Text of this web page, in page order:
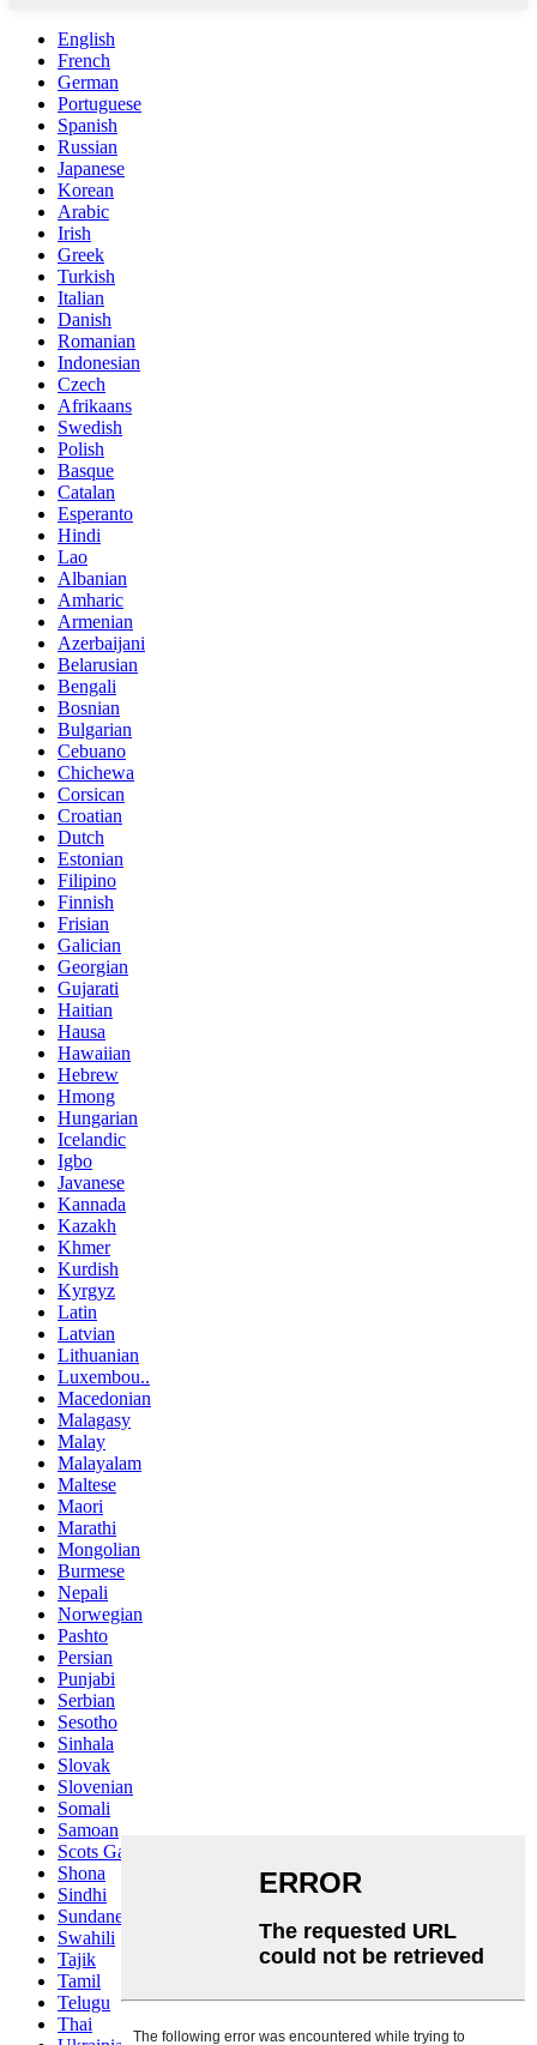
English
French
German
Portuguese
Spanish
Russian
Japanese
Korean
Arabic
Irish
Greek
Turkish
Italian
Danish
Romanian
Indonesian
Czech
Afrikaans
Swedish
Polish
Basque
Catalan
Esperanto
Hindi
Lao
Albanian
Amharic
Armenian
Azerbaijani
Belarusian
Bengali
Bosnian
Bulgarian
Cebuano
Chichewa
Corsican
Croatian
Dutch
Estonian
Filipino
Finnish
Frisian
Galician
Georgian
Gujarati
Haitian
Hausa
Hawaiian
Hebrew
Hmong
Hungarian
Icelandic
Igbo
Javanese
Kannada
Kazakh
Khmer
Kurdish
Kyrgyz
Latin
Latvian
Lithuanian
Luxembou..
Macedonian
Malagasy
Malay
Malayalam
Maltese
Maori
Marathi
Mongolian
Burmese
Nepali
Norwegian
Pashto
Persian
Punjabi
Serbian
Sesotho
Sinhala
Slovak
Slovenian
Somali
Samoan
Scots Gaelic
Shona
Sindhi
Sundanese
Swahili
Tajik
Tamil
Telugu
Thai